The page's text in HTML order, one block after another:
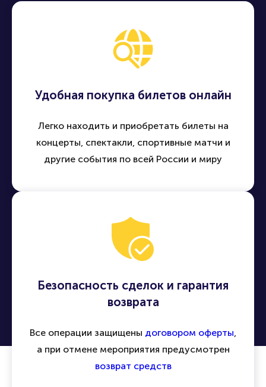
Удобная покупка билетов онлайн
Легко находить и приобретать билеты на
концерты, спектакли, спортивные матчи и
другие события по всей России и миру
Безопасность сделок и гарантия
возврата
Все операции защищены договором оферты,
а при отмене мероприятия предусмотрен
возврат средств